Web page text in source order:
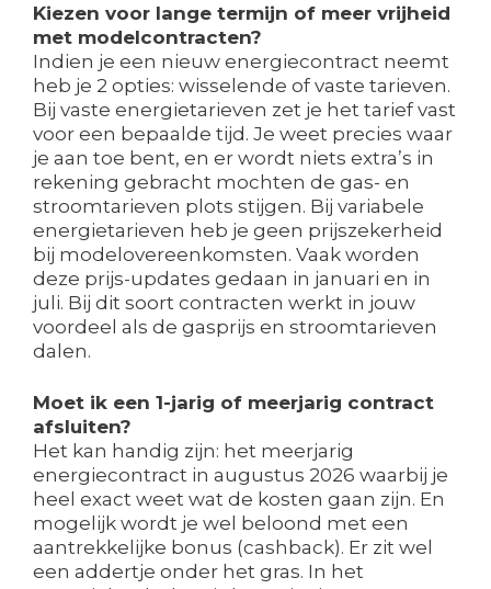
Kiezen voor lange termijn of meer vrijheid
met modelcontracten?
Indien je een nieuw energiecontract neemt
heb je 2 opties: wisselende of vaste tarieven.
Bij vaste energietarieven zet je het tarief vast
voor een bepaalde tijd. Je weet precies waar
je aan toe bent, en er wordt niets extra’s in
rekening gebracht mochten de gas- en
stroomtarieven plots stijgen. Bij variabele
energietarieven heb je geen prijszekerheid
bij modelovereenkomsten. Vaak worden
deze prijs-updates gedaan in januari en in
juli. Bij dit soort contracten werkt in jouw
voordeel als de gasprijs en stroomtarieven
dalen.
Moet ik een 1-jarig of meerjarig contract
afsluiten?
Het kan handig zijn: het meerjarig
energiecontract in augustus 2026 waarbij je
heel exact weet wat de kosten gaan zijn. En
mogelijk wordt je wel beloond met een
aantrekkelijke bonus (cashback). Er zit wel
een addertje onder het gras. In het